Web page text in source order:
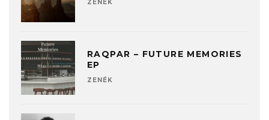
ZENÉK
RAQPAR – FUTURE MEMORIES
EP
ZENÉK